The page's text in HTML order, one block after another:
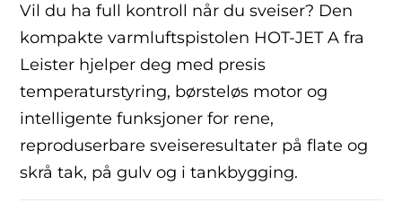
Vil du ha full kontroll når du sveiser? Den
kompakte varmluftspistolen HOT-JET A fra
Leister hjelper deg med presis
temperaturstyring, børsteløs motor og
intelligente funksjoner for rene,
reproduserbare sveiseresultater på flate og
skrå tak, på gulv og i tankbygging.